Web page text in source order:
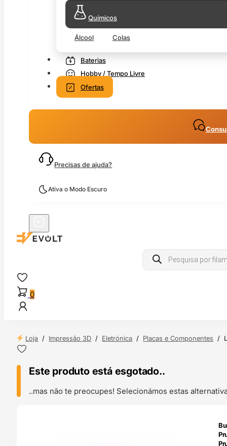
Químicos
Álcool Colas
Baterias
Hobby / Tempo Livre
Ofertas
Precisas de ajuda?
Ativa o Modo Escuro
Products
search
0
Loja / Impressão 3D / Eletrónica / Placas e Componentes /
Este produto está esgotado..
..mas não te preocupes! Selecionámos estas